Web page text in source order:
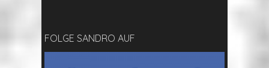
FOLGE SANDRO AUF